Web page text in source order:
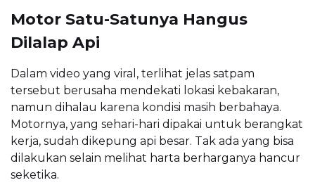
Motor Satu-Satunya Hangus
Dilalap Api
Dalam video yang viral, terlihat jelas satpam
tersebut berusaha mendekati lokasi kebakaran,
namun dihalau karena kondisi masih berbahaya.
Motornya, yang sehari-hari dipakai untuk berangkat
kerja, sudah dikepung api besar. Tak ada yang bisa
dilakukan selain melihat harta berharganya hancur
seketika.